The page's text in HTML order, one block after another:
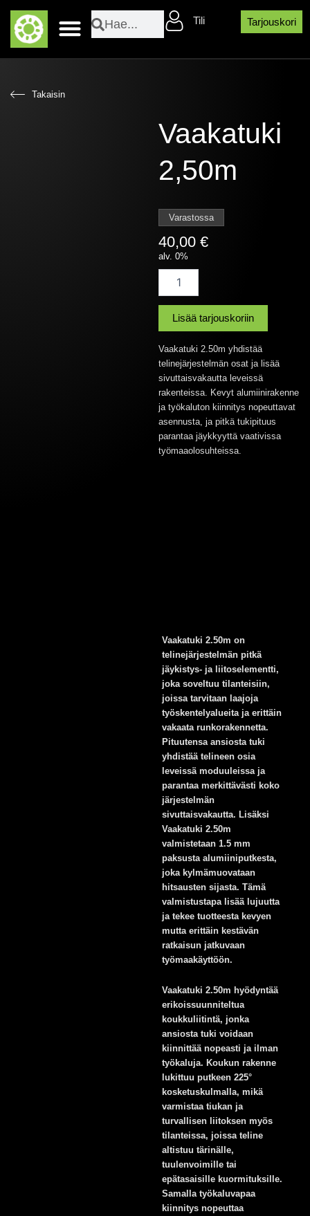
sisältöön
SearchSearch Tili Tarjouskori
Takaisin
Vaakatuki
2,50m
Varastossa
40,00€
alv. 0%
2,50m
määrä
Lisää tarjouskoriin
Vaakatuki 2.50m yhdistää
telinejärjestelmän osat ja lisää
sivuttaisvakautta leveissä
rakenteissa. Kevyt alumiinirakenne
ja työkaluton kiinnitys nopeuttavat
asennusta, ja pitkä tukipituus
parantaa jäykkyyttä vaativissa
työmaaolosuhteissa.
Vaakatuki 2.50m on
telinejärjestelmän pitkä
jäykistys- ja liitoselementti,
joka soveltuu tilanteisiin,
joissa tarvitaan laajoja
työskentelyalueita ja erittäin
vakaata runkorakennetta.
Pituutensa ansiosta tuki
yhdistää telineen osia
leveissä moduuleissa ja
parantaa merkittävästi koko
järjestelmän
sivuttaisvakautta. Lisäksi
Vaakatuki 2.50m
valmistetaan 1.5 mm
paksusta alumiiniputkesta,
joka kylmämuovataan
hitsausten sijasta. Tämä
valmistustapa lisää lujuutta
ja tekee tuotteesta kevyen
mutta erittäin kestävän
ratkaisun jatkuvaan
työmaakäyttöön.
Vaakatuki 2.50m hyödyntää
erikoissuunniteltua
koukkuliitintä, jonka
ansiosta tuki voidaan
kiinnittää nopeasti ja ilman
työkaluja. Koukun rakenne
lukittuu putkeen 225°
kosketuskulmalla, mikä
varmistaa tiukan ja
turvallisen liitoksen myös
tilanteissa, joissa teline
altistuu tärinälle,
tuulenvoimille tai
epätasaisille kuormituksille.
Samalla työkaluvapaa
kiinnitys nopeuttaa